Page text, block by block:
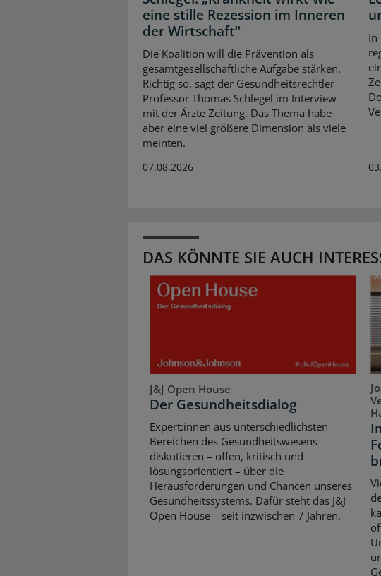
eine stille Rezession im Inneren
der Wirtschaft“
Die Koalition will die Prävention als
gesamtgesellschaftliche Aufgabe stärken.
Richtig so, sagt der Gesundheitsrechtler
Professor Thomas Schlegel im Interview
mit der Ärzte Zeitung. Das Thema habe
aber eine viel größere Dimension als viele
meinten.
07.08.2026
In
DAS KÖNNTE SIE AUCH
J&J Open House
Der Gesundheitsdialog
Expert:innen aus unterschiedlichsten
Bereichen des Gesundheitswesens
diskutieren – offen, kritisch und
lösungsorientiert – über die
Herausforderungen und Chancen unseres
Gesundheitssystems. Dafür steht das J&J
Open House – seit inzwischen 7 Jahren.